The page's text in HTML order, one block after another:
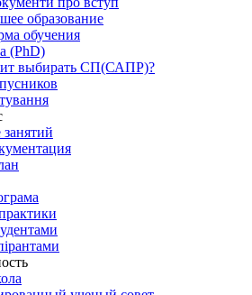
образование
обучения
(PhD)
выбирать СП(САПР)?